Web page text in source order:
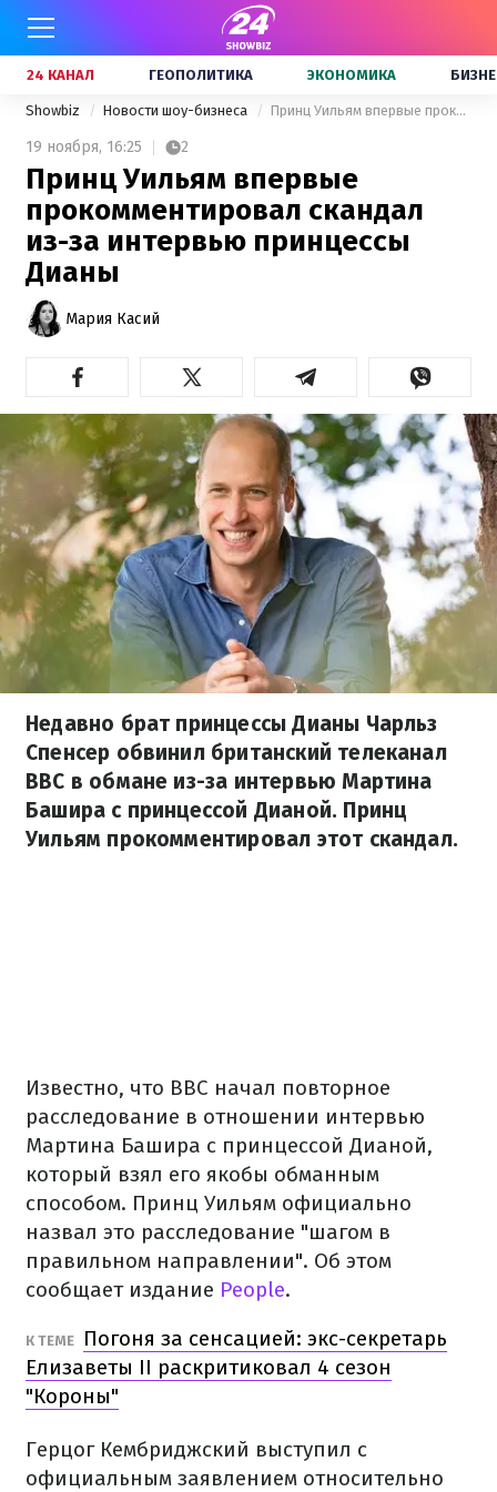
24 КАНАЛ ГЕОПОЛИТИКА ЭКОНОМИКА
Showbiz Новости шоу-бизнеса Принц Уильям впервые прокомментировал скандал из-за интервью принцессы Дианы
19 ноября, 16:25 2
Принц Уильям впервые
прокомментировал скандал
из-за интервью принцессы
Дианы
Мария Касий
Недавно брат принцессы Дианы Чарльз
Спенсер обвинил британский телеканал
BBC в обмане из-за интервью Мартина
Башира с принцессой Дианой. Принц
Уильям прокомментировал этот скандал.
Известно, что BBC начал повторное
расследование в отношении интервью
Мартина Башира с принцессой Дианой,
который взял его якобы обманным
способом. Принц Уильям официально
назвал это расследование "шагом в
правильном направлении". Об этом
сообщает издание People.
К ТЕМЕ
Погоня за сенсацией: экс-секретарь
Елизаветы II раскритиковал 4 сезон
"Короны"
Герцог Кембриджский выступил с
официальным заявлением относительно